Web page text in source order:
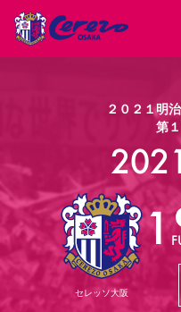
試合日程 / 結果 順位表
チームについて
選手・スタッフ スケジュール
アカデミー
ハナサカプレーヤ
チケット
チケット情報 販売スケジュー
シーズンシート
法人シーズン
特定興行入場券 譲渡サービス
観戦ガイド
クラブを知る
セレッソ大阪について
クラブ紹介 シーズン記
ファンクラブ
２０２１明
第
セレッソ大阪
1